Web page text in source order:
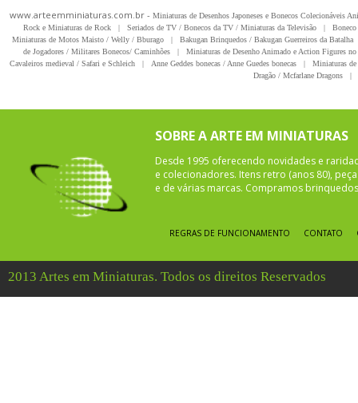
www.arteemminiaturas.com.br - Miniaturas de Desenhos Japoneses e Bonecos Colecionáveis
Rock e Miniaturas de Rock
| Seriados de TV / Bonecos da TV / Miniaturas da Televisão |
Miniaturas de Motos Maisto / Welly / Bburago
| Bakugan Brinquedos / Bakugan Guerreiros da Batalha
de Jogadores / Militares Bonecos/ Caminhões
|
Miniaturas de Desenho Animado e Action Figures
Cavaleiros medieval / Safari e Schleich
| Anne Geddes bonecas / Anne Guedes bonecas |
Miniaturas
Dragão / Mcfarlane Dragons
|
SOBRE A ARTE EM MINIATURAS
Desde 1995 oferecendo novidades e
e colecionadores. Itens retro (anos 80),
e de várias marcas. Compramos
REGRAS DE FUNCIONAMENTO CONTATO
2013 Artes em Miniaturas. Todos os direitos Reservados